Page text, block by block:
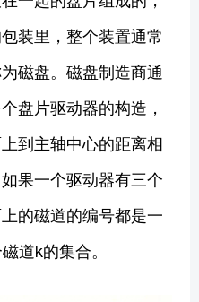
装里，整个装置通常
磁盘。磁盘制造商通
盘片驱动器的构造，
到主轴中心的距离相
果一个驱动器有三个
的磁道的编号都是一
道k的集合。